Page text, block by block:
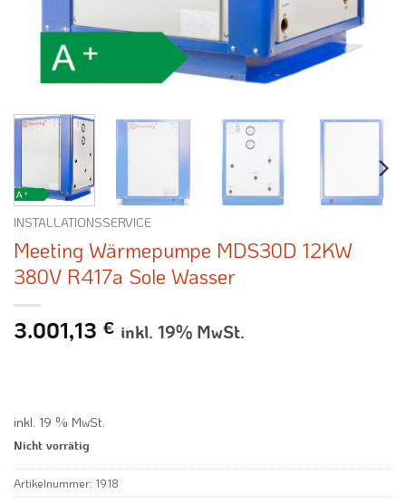
INSTALLATIONSSERVICE
Meeting Wärmepumpe MDS30D 12KW
380V R417a Sole Wasser
3.001,13 € inkl. 19% MwSt.
inkl. 19 % MwSt.
Nicht vorrätig
Artikelnummer: 1918